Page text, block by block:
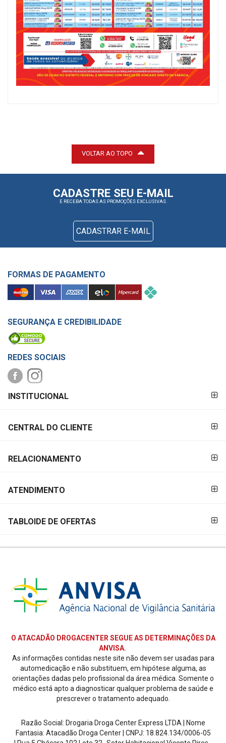
VOLTAR AO TOPO
CADASTRE SEU E-MAIL
E RECEBA TODAS AS PROMOÇÕES EXCLUSIVAS.
CADASTRAR E-MAIL
FORMAS DE PAGAMENTO
SEGURANÇA E CREDIBILIDADE
REDES SOCIAIS
PAGAMENTO
INSTITUCIONAL
CENTRAL DO CLIENTE
RELACIONAMENTO
ATENDIMENTO
TABLOIDE DE OFERTAS
O ATACADÃO DROGACENTER SEGUE AS DETERMINAÇÕES DA
ANVISA.
As informações contidas neste site não devem ser usadas para
automedicação e não substituem, em hipótese alguma, as
orientações dadas pelo profissional da área médica. Somente o
médico está apto a diagnosticar qualquer problema de saúde e
prescrever o tratamento adequado.
Razão Social: Drogaria Droga Center Express LTDA | Nome
Fantasia: Atacadão Droga Center | CNPJ: 18.824.134/0006-05